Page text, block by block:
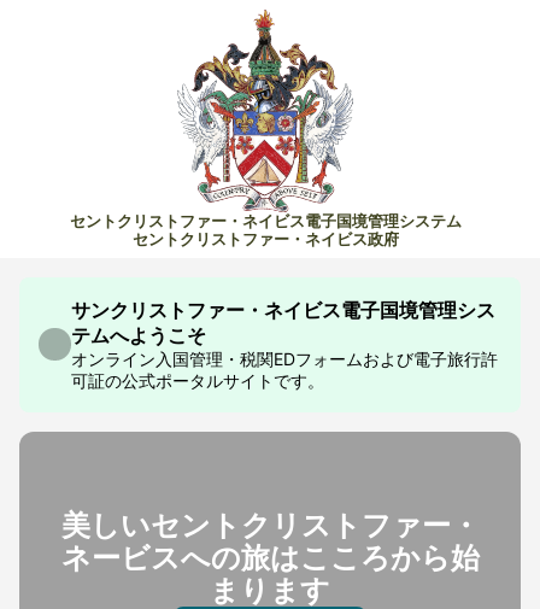
セントクリストファー・ネイビス電子国境管理システム
セントクリストファー・ネイビス政府
サンクリストファー・ネイビス電子国境管理シス
テムへようこそ
オンライン入国管理・税関EDフォームおよび電子旅行許
可証の公式ポータルサイトです。
美しいセントクリストファー・
ネービスへの旅はこころから始
まります